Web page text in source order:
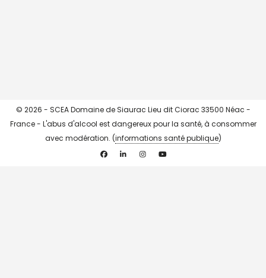
© 2026 - SCEA Domaine de Siaurac Lieu dit Ciorac 33500 Néac -
France - L'abus d'alcool est dangereux pour la santé, à consommer
avec modération. (informations santé publique)
FacebookLinkedin InstagramYouTube